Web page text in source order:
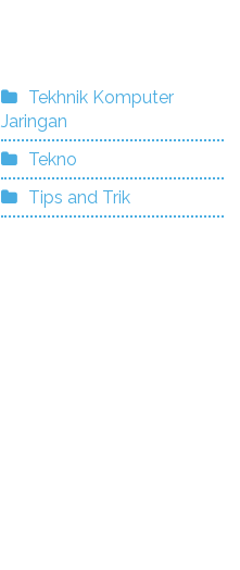
Tekhnik Komputer
Jaringan
Tekno
Tips and Trik